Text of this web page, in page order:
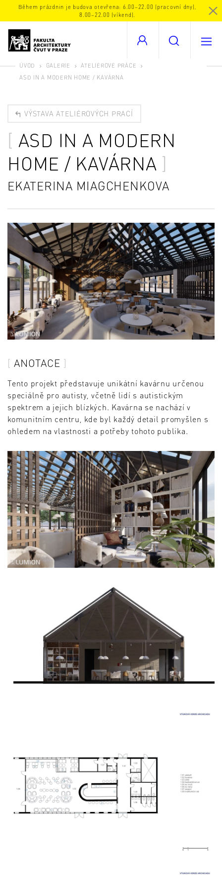
Během prázdnin je budova otevřena: 6.00–22.00 (pracovní dny),
8.00–22.00 (víkend).
ÚVOD GALERIE
ATELIÉROVÉ PRÁCE
ASD IN A MODERN HOME / KAVÁRNA
VÝSTAVA ATELIÉROVÝCH PRACÍ
ASD IN A MODERN
HOME / KAVÁRNA
EKATERINA MIAGCHENKOVA
ANOTACE
Tento projekt představuje unikátní kavárnu určenou
speciálně pro autisty, včetně lidí s autistickým
spektrem a jejich blízkých. Kavárna se nachází v
komunitním centru, kde byl každý detail promyšlen s
ohledem na vlastnosti a potřeby tohoto publika.